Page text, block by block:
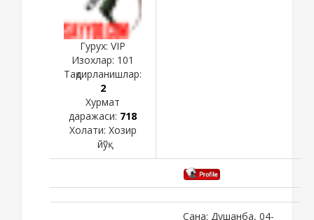
Гурух: VIP
Изохлар: 101
Тақдирланишлар:
2
Хурмат
даражаси: 718
Холати: Хозир
йўқ
Сана: Душанба, 04-